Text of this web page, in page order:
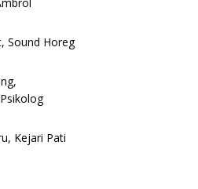
Sound Horeg
Kejari Pati